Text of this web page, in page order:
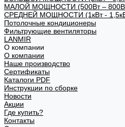
МАЛОЙ МОЩНОСТИ (500Вт –
СРЕДНЕЙ МОЩНОСТИ (1кВт -
Потолочные кондиционеры
Фильтрующие вентиляторы
LANMIR
О компании
О компании
Наше производство
Сертификаты
Каталоги PDF
Инструкции по сборке
Новости
Акции
Где купить?
Контакты